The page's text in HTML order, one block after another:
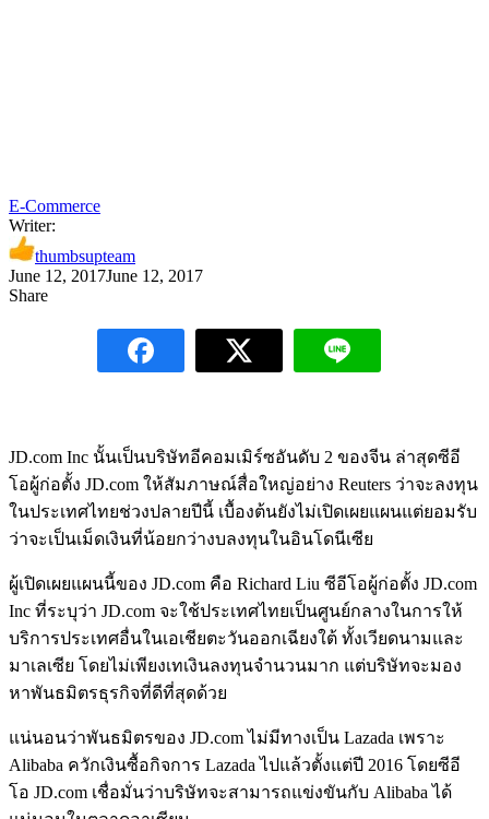
E-Commerce
Writer:
thumbsupteam
June 12, 2017June 12, 2017
Share
JD.com Inc นั้นเป็นบริษัทอีคอมเมิร์ซอันดับ 2 ของจีน ล่าสุดซีอี
โอผู้ก่อตั้ง JD.com ให้สัมภาษณ์สื่อใหญ่อย่าง Reuters ว่าจะลงทุน
ในประเทศไทยช่วงปลายปีนี้ เบื้องต้นยังไม่เปิดเผยแผนแต่ยอมรับ
ว่าจะเป็นเม็ดเงินที่น้อยกว่างบลงทุนในอินโดนีเซีย
ผู้เปิดเผยแผนนี้ของ JD.com คือ Richard Liu ซีอีโอผู้ก่อตั้ง JD.com
Inc ที่ระบุว่า JD.com จะใช้ประเทศไทยเป็นศูนย์กลางในการให้
บริการประเทศอื่นในเอเชียตะวันออกเฉียงใต้ ทั้งเวียดนามและ
มาเลเซีย โดยไม่เพียงเทเงินลงทุนจำนวนมาก แต่บริษัทจะมอง
หาพันธมิตรธุรกิจที่ดีที่สุดด้วย
แน่นอนว่าพันธมิตรของ JD.com ไม่มีทางเป็น Lazada เพราะ
Alibaba ควักเงินซื้อกิจการ Lazada ไปแล้วตั้งแต่ปี 2016 โดยซีอี
โอ JD.com เชื่อมั่นว่าบริษัทจะสามารถแข่งขันกับ Alibaba ได้